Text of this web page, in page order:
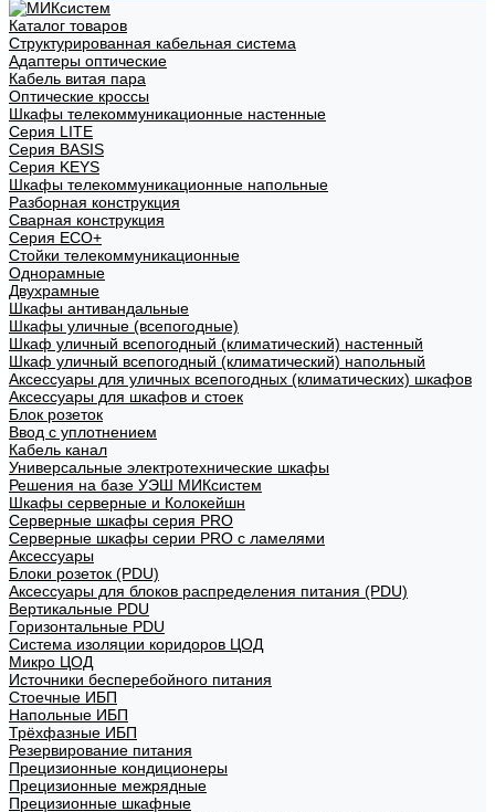
Каталог товаров
Структурированная кабельная система
Адаптеры оптические
Кабель витая пара
Оптические кроссы
Шкафы телекоммуникационные настенные
Cерия LITE
Cерия BASIS
Cерия KEYS
Шкафы телекоммуникационные напольные
Разборная конструкция
Сварная конструкция
Серия ECO+
Стойки телекоммуникационные
Однорамные
Двухрамные
Шкафы антивандальные
Шкафы уличные (всепогодные)
Шкаф уличный всепогодный (климатический) настенный
Шкаф уличный всепогодный (климатический) напольный
Аксессуары для уличных всепогодных (климатических) шкафов
Аксессуары для шкафов и стоек
Блок розеток
Ввод с уплотнением
Кабель канал
Универсальные электротехнические шкафы
Решения на базе УЭШ МИКсистем
Шкафы серверные и Колокейшн
Серверные шкафы серия PRO
Серверные шкафы серии PRO с ламелями
Аксессуары
Блоки розеток (PDU)
Аксессуары для блоков распределения питания (PDU)
Вертикальные PDU
Горизонтальные PDU
Система изоляции коридоров ЦОД
Микро ЦОД
Источники бесперебойного питания
Стоечные ИБП
Напольные ИБП
Трёхфазные ИБП
Резервирование питания
Прецизионные кондиционеры
Прецизионные межрядные
Прецизионные шкафные